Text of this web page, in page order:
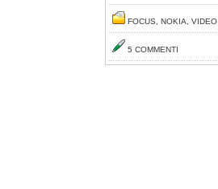
FOCUS NOKIA VIDEO
5 COMMENTI